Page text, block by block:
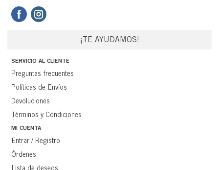
¡TE AYUDAMOS!
SERVICIO AL CLIENTE
Preguntas frecuentes
Políticas de Envíos
Devoluciones
Términos y Condiciones
MI CUENTA
Entrar / Registro
Órdenes
Lista de deseos